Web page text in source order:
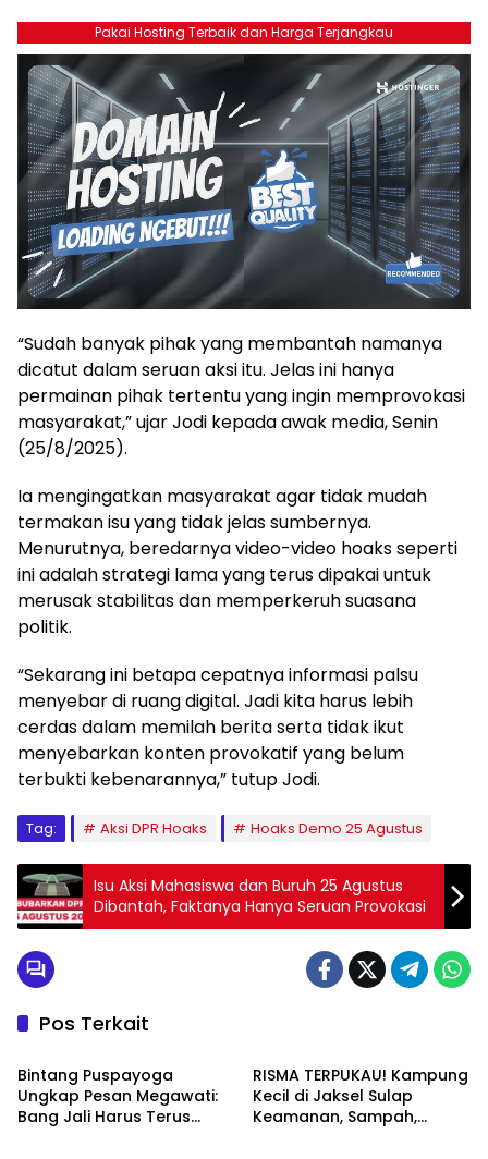
Pakai Hosting Terbaik dan Harga Terjangkau
“Sudah banyak pihak yang membantah namanya
dicatut dalam seruan aksi itu. Jelas ini hanya
permainan pihak tertentu yang ingin memprovokasi
masyarakat,” ujar Jodi kepada awak media, Senin
(25/8/2025).
Ia mengingatkan masyarakat agar tidak mudah
termakan isu yang tidak jelas sumbernya.
Menurutnya, beredarnya video-video hoaks seperti
ini adalah strategi lama yang terus dipakai untuk
merusak stabilitas dan memperkeruh suasana
politik.
“Sekarang ini betapa cepatnya informasi palsu
menyebar di ruang digital. Jadi kita harus lebih
cerdas dalam memilah berita serta tidak ikut
menyebarkan konten provokatif yang belum
terbukti kebenarannya,” tutup Jodi.
Tag: Aksi DPR Hoaks Hoaks Demo 25 Agustus
Isu Aksi Mahasiswa dan Buruh 25 Agustus
Dibantah, Faktanya Hanya Seruan Provokasi
Pos Terkait
News
Bintang Puspayoga
Ungkap Pesan Megawati:
Bang Jali Harus Terus
RISMA TERPUKAU! Kampung
Kecil di Jaksel Sulap
Keamanan, Sampah,
News News